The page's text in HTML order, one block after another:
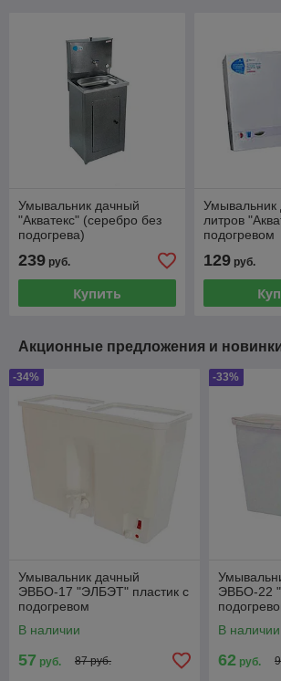
Умывальник дачный
"Акватекс" (серебро без
подогрева)
239 руб.
Купить
Умывальник
литров
подогревом
129руб.
Акционные предложения и
-34%
Умывальник дачный
ЭВБО-17 "ЭЛБЭТ" пластик с
подогревом
В наличии
57 руб. 87 руб.
-33%
ЭВБО-22
В наличии
62 руб.